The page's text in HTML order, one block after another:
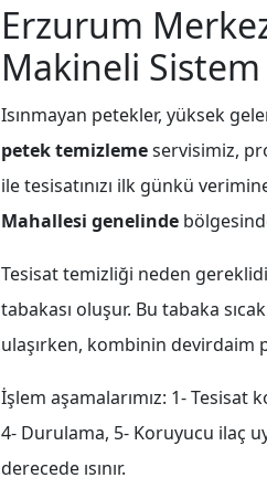
Erzurum
Makineli Sistem
Isınmayan petekler, yüksek
petek temizlemeservisimiz,
ile tesisatınızı ilk günkü
Mahallesi genelinde
Tesisat temizliği neden
tabakası oluşur. Bu tabaka
ulaşırken, kombinin devirdaim
İşlem aşamalarımız: 1- Tesisat
4- Durulama, 5- Koruyucu ilaç
derecede ısınır.